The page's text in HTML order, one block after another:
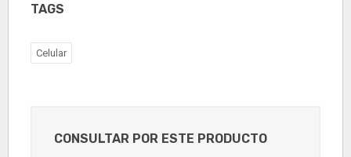
TAGS
Celular
CONSULTAR POR ESTE PRODUCTO